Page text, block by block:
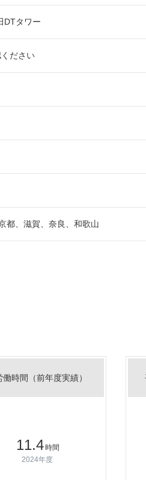
DTタワー
ださい
都、滋賀、奈良、和歌山
時間（前年度実績）
11.4時間
2024年度